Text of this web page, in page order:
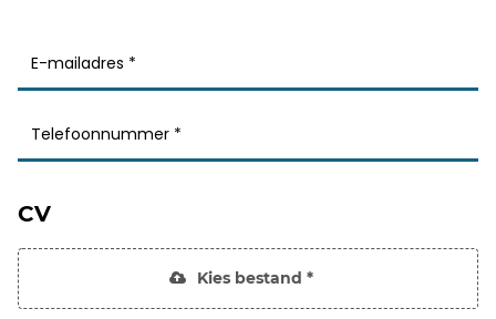
CV
Kies bestand *